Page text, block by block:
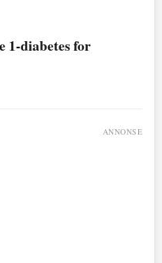
1-diabetes for
ANNONSE